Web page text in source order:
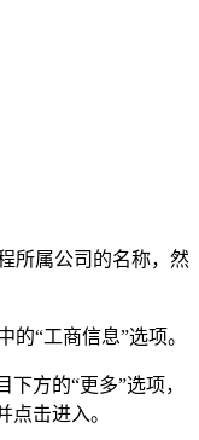
所属公司的名称，然
“工商信息”选项。
方的“更多”选项，
点击进入。